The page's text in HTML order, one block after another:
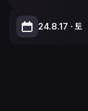
24.8.17 ∙ 토